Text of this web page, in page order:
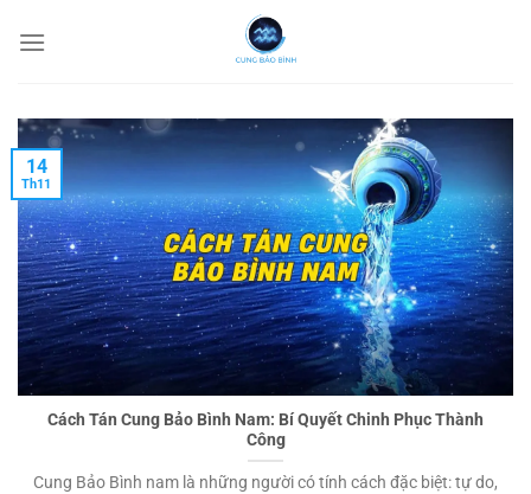
đến
Cách Tán Cung Bảo Bình Nam: Bí Quyết Chinh Phục Thành
Công
Cung Bảo Bình nam là những người có tính cách đặc biệt: tự do,
14
Th11